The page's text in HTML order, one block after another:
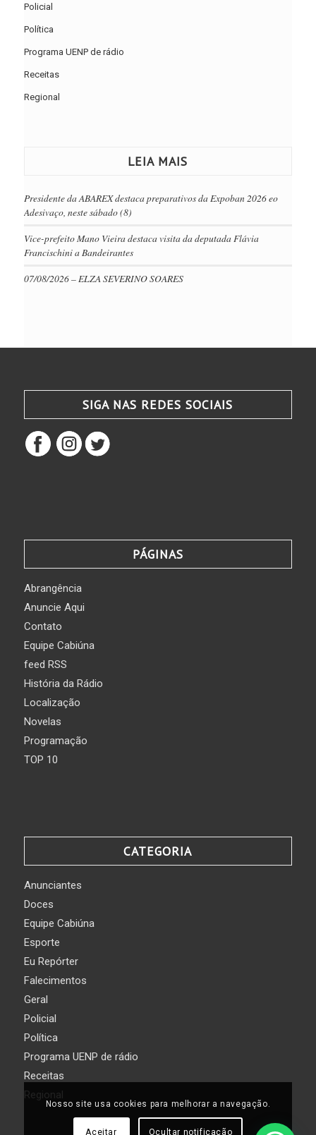
Policial
Política
Programa UENP de rádio
Receitas
Regional
LEIA MAIS
Presidente da ABAREX destaca preparativos da Expoban 2026 eo
Adesivaço, neste sábado (8)
Vice-prefeito Mano Vieira destaca visita da deputada Flávia
Francischini a Bandeirantes
07/08/2026 – ELZA SEVERINO SOARES
SIGA NAS REDES SOCIAIS
PÁGINAS
Abrangência
Anuncie Aqui
Contato
Equipe Cabiúna
feed RSS
História da Rádio
Localização
Novelas
Programação
TOP 10
CATEGORIA
Anunciantes
Doces
Equipe Cabiúna
Esporte
Eu Repórter
Falecimentos
Geral
Policial
Política
Programa UENP de rádio
Receitas
Regional
Nosso site usa cookies para melhorar a navegação.
Aceitar Ocultar notificação